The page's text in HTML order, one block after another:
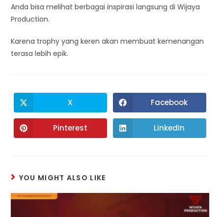
Anda bisa melihat berbagai inspirasi langsung di Wijaya
Production.
Karena trophy yang keren akan membuat kemenangan
terasa lebih epik.
X Facebook
Pinterest LinkedIn
YOU MIGHT ALSO LIKE